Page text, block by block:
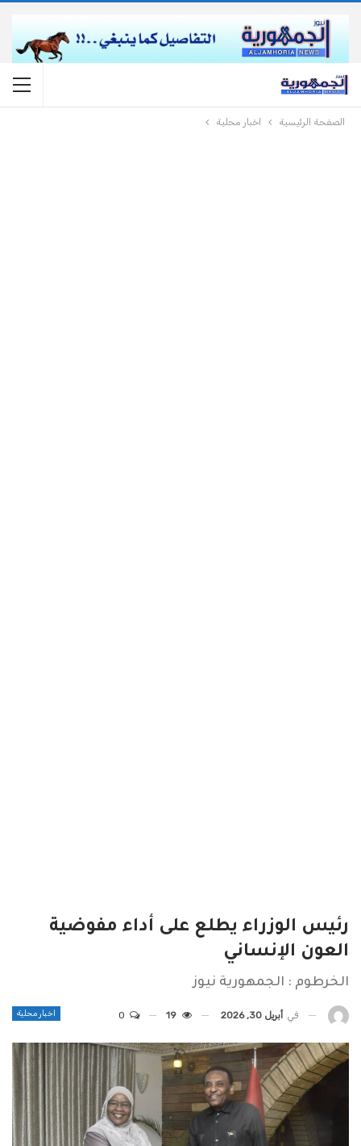
الصفحة الرئيسية اخبار محلية
رئيس الوزراء يطلع على أداء مفوضية
العون الإنساني
الخرطوم : الجمهورية نيوز
اخبار محلية في أبريل 30, 2026 19